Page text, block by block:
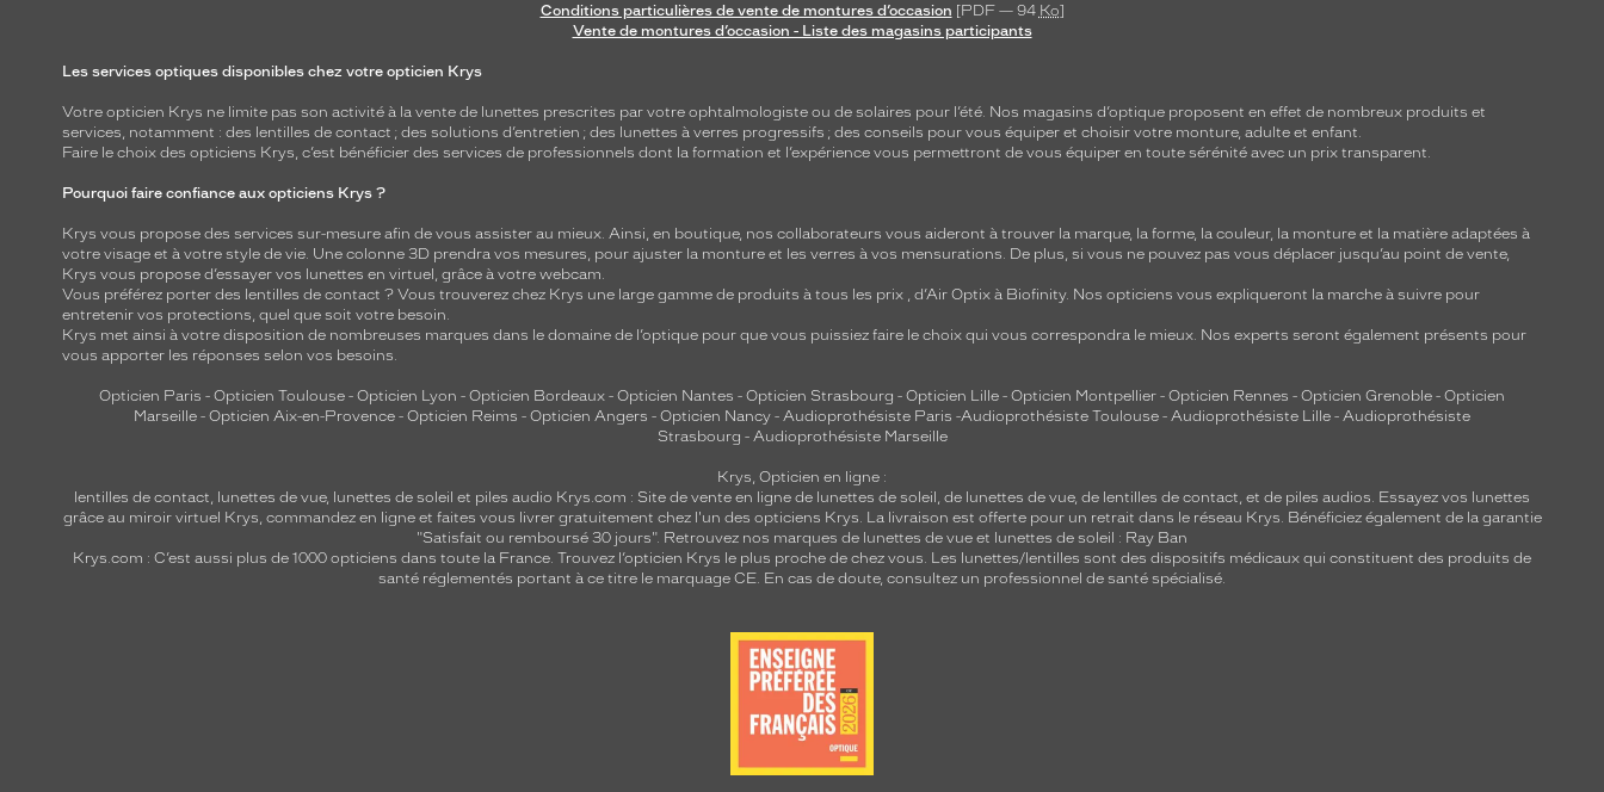
Conditions particulières de vente de montures d’occasion [PDF — 94 Ko]
Vente de montures d’occasion - Liste des magasins participants
Les services optiques disponibles chez votre opticien Krys
Votre opticien Krys ne limite pas son activité à la vente de lunettes prescrites par votre ophtalmologiste ou de solaires pour l’été. Nos magasins d’optique proposent en effet de nombreux produits et
services, notamment : des lentilles de contact ; des solutions d’entretien ; des lunettes à verres progressifs ; des conseils pour vous équiper et choisir votre monture, adulte et enfant.
Faire le choix des opticiens Krys, c’est bénéficier des services de professionnels dont la formation et l’expérience vous permettront de vous équiper en toute sérénité avec un prix transparent.
Pourquoi faire confiance aux opticiens Krys ?
Krys vous propose des services sur-mesure afin de vous assister au mieux. Ainsi, en boutique, nos collaborateurs vous aideront à trouver la marque, la forme, la couleur, la monture et la matière adaptées à
votre visage et à votre style de vie. Une colonne 3D prendra vos mesures, pour ajuster la monture et les verres à vos mensurations. De plus, si vous ne pouvez pas vous déplacer jusqu’au point de vente,
Krys vous propose d’essayer vos lunettes en virtuel, grâce à votre webcam.
Vous préférez porter des lentilles de contact ? Vous trouverez chez Krys une large gamme de produits à tous les prix , d’Air Optix à Biofinity. Nos opticiens vous expliqueront la marche à suivre pour
entretenir vos protections, quel que soit votre besoin.
Krys met ainsi à votre disposition de nombreuses marques dans le domaine de l’optique pour que vous puissiez faire le choix qui vous correspondra le mieux. Nos experts seront également présents pour
vous apporter les réponses selon vos besoins.
Opticien Paris - Opticien Toulouse - Opticien Lyon - Opticien Bordeaux - Opticien Nantes - Opticien Strasbourg - Opticien Lille - Opticien Montpellier - Opticien Rennes - Opticien Grenoble - Opticien
Marseille - Opticien Aix-en-Provence - Opticien Reims - Opticien Angers - Opticien Nancy - Audioprothésiste Paris -Audioprothésiste Toulouse - Audioprothésiste Lille - Audioprothésiste
Strasbourg - Audioprothésiste Marseille
Krys, Opticien en ligne :
lentilles de contact, lunettes de vue, lunettes de soleil et piles audio Krys.com : Site de vente en ligne de lunettes de soleil, de lunettes de vue, de lentilles de contact, et de piles audios. Essayez vos lunettes
grâce au miroir virtuel Krys, commandez en ligne et faites vous livrer gratuitement chez l'un des opticiens Krys. La livraison est offerte pour un retrait dans le réseau Krys. Bénéficiez également de la garantie
"Satisfait ou remboursé 30 jours". Retrouvez nos marques de lunettes de vue et lunettes de soleil : Ray Ban
Krys.com : C’est aussi plus de 1000 opticiens dans toute la France. Trouvez l’opticien Krys le plus proche de chez vous. Les lunettes/lentilles sont des dispositifs médicaux qui constituent des produits de
santé réglementés portant à ce titre le marquage CE. En cas de doute, consultez un professionnel de santé spécialisé.